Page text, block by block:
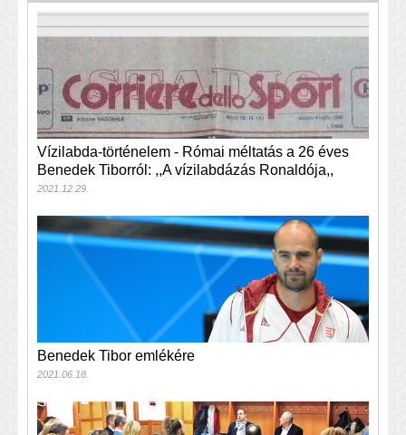
Vízilabda-történelem - Római méltatás a 26 éves
Benedek Tiborról: ,,A vízilabdázás Ronaldója,,
2021.12.29.
Benedek Tibor emlékére
2021.06.18.